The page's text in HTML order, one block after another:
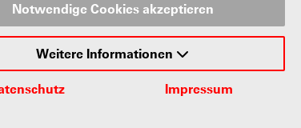
Notwendige Cookies akzeptieren
Weitere Informationen
Impressum
zwischen dem
an
grob